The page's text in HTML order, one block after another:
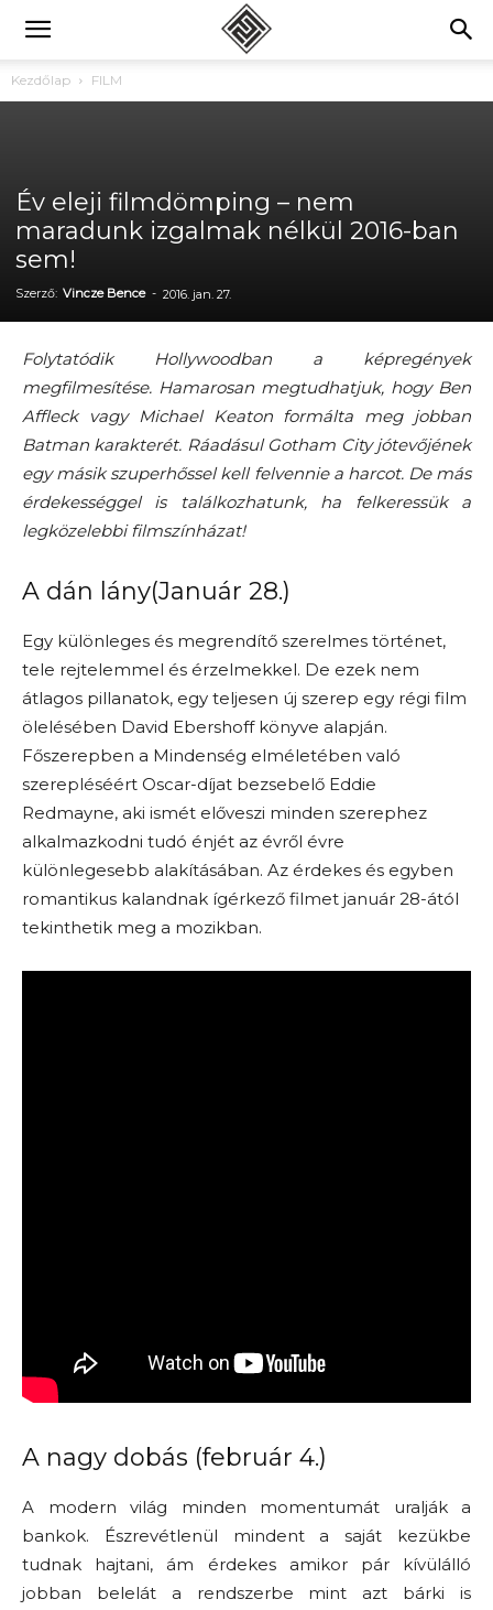
Kezdőlap FILM
Év eleji filmdömping – nem
maradunk izgalmak nélkül 2016-ban
sem!
Szerző: Vincze Bence - 2016. jan. 27.
Folytatódik Hollywoodban a képregények
megfilmesítése. Hamarosan megtudhatjuk, hogy Ben
Affleck vagy Michael Keaton formálta meg jobban
Batman karakterét. Ráadásul Gotham City jótevőjének
egy másik szuperhőssel kell felvennie a harcot. De más
érdekességgel is találkozhatunk, ha felkeressük a
legközelebbi filmszínházat!
A dán lány(Január 28.)
Egy különleges és megrendítő szerelmes történet,
tele rejtelemmel és érzelmekkel. De ezek nem
átlagos pillanatok, egy teljesen új szerep egy régi film
ölelésében David Ebershoff könyve alapján.
Főszerepben a Mindenség elméletében való
szerepléséért Oscar-díjat bezsebelő Eddie
Redmayne, aki ismét előveszi minden szerephez
alkalmazkodni tudó énjét az évről évre
különlegesebb alakításában. Az érdekes és egyben
romantikus kalandnak ígérkező filmet január 28-ától
tekinthetik meg a mozikban.
A nagy dobás (február 4.)
A modern világ minden momentumát uralják a
bankok. Észrevétlenül mindent a saját kezükbe
tudnak hajtani, ám érdekes amikor pár kívülálló
jobban belelát a rendszerbe mint azt bárki is